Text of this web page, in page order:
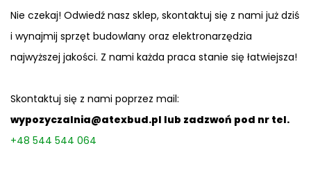
Nie czekaj! Odwiedź nasz sklep, skontaktuj się z nami już dziś
i wynajmij sprzęt budowlany oraz elektronarzędzia
najwyższej jakości. Z nami każda praca stanie się łatwiejsza!
Skontaktuj się z nami poprzez mail:
wypozyczalnia@atexbud.pl lub zadzwoń pod nr tel.
+48 544 544 064